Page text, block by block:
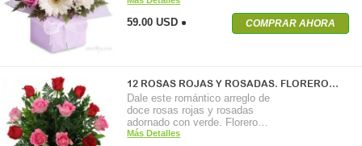
59.00 USD COMPRAR AHORA
12 ROSAS ROJAS Y ROSADAS. FLORERO…
Dale este romántico arreglo de
doce rosas rojas y rosadas
adornado con verde. Florero…
Más Detalles